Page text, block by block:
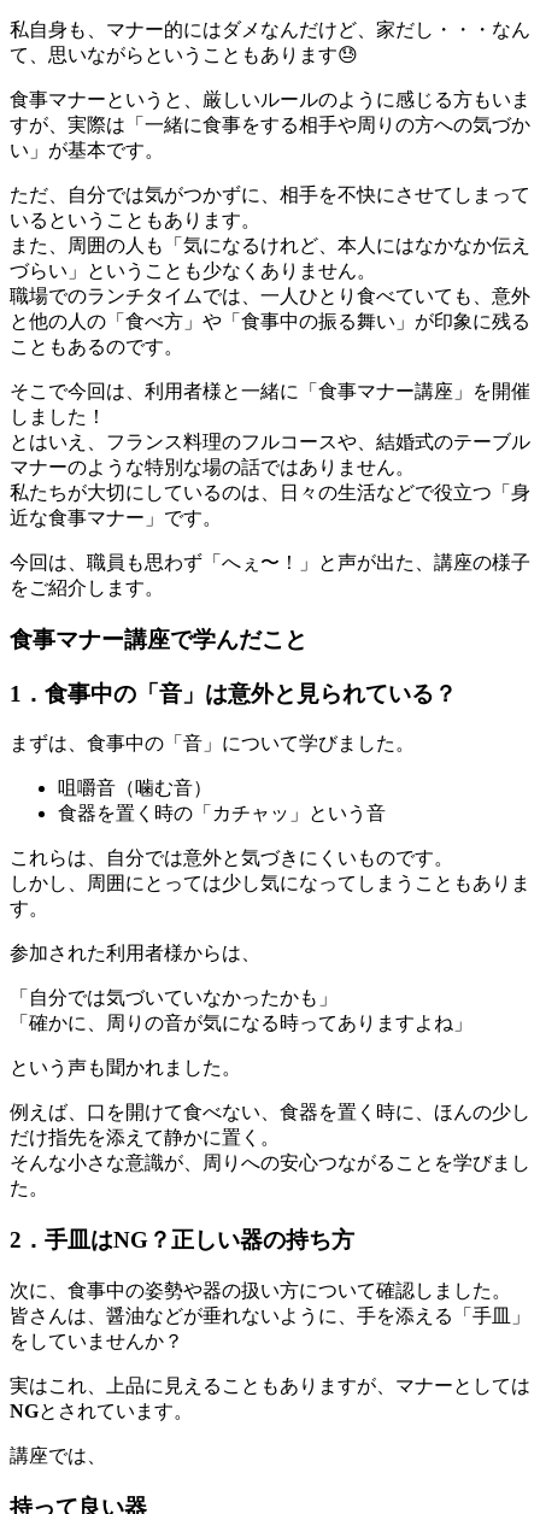
私自身も、マナー的にはダメなんだけど、家だし・・・なん
て、思いながらということもあります😓
食事マナーというと、厳しいルールのように感じる方もいま
すが、実際は「一緒に食事をする相手や周りの方への気づか
い」が基本です。
ただ、自分では気がつかずに、相手を不快にさせてしまって
いるということもあります。
また、周囲の人も「気になるけれど、本人にはなかなか伝え
づらい」ということも少なくありません。
職場でのランチタイムでは、一人ひとり食べていても、意外
と他の人の「食べ方」や「食事中の振る舞い」が印象に残る
こともあるのです。
そこで今回は、利用者様と一緒に「食事マナー講座」を開催
しました！
とはいえ、フランス料理のフルコースや、結婚式のテーブル
マナーのような特別な場の話ではありません。
私たちが大切にしているのは、日々の生活などで役立つ「身
近な食事マナー」です。
今回は、職員も思わず「へぇ〜！」と声が出た、講座の様子
をご紹介します。
食事マナー講座で学んだこと
1．食事中の「音」は意外と見られている？
まずは、食事中の「音」について学びました。
咀嚼音（噛む音）
食器を置く時の「カチャッ」という音
これらは、自分では意外と気づきにくいものです。
しかし、周囲にとっては少し気になってしまうこともありま
す。
参加された利用者様からは、
「自分では気づいていなかったかも」
「確かに、周りの音が気になる時ってありますよね」
という声も聞かれました。
例えば、口を開けて食べない、食器を置く時に、ほんの少し
だけ指先を添えて静かに置く。
そんな小さな意識が、周りへの安心つながることを学びまし
た。
2．手皿はNG？正しい器の持ち方
次に、食事中の姿勢や器の扱い方について確認しました。
皆さんは、醤油などが垂れないように、手を添える「手皿」
をしていませんか？
実はこれ、上品に見えることもありますが、マナーとしては
NGとされています。
講座では、
持って良い器